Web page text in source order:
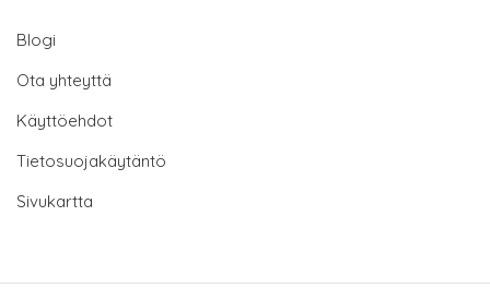
Blogi
Ota yhteyttä
Käyttöehdot
Tietosuojakäytäntö
Sivukartta